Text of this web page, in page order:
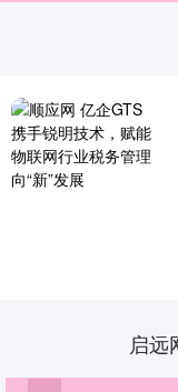
启远